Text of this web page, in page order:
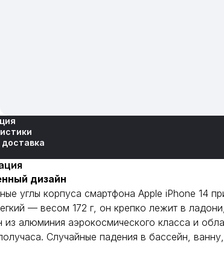
дизайн
углы корпуса смартфона Apple iPhone 14
— весом 172 г, он крепко лежит в
из алюминия аэрокосмического класса и
Случайные падения в бассейн,